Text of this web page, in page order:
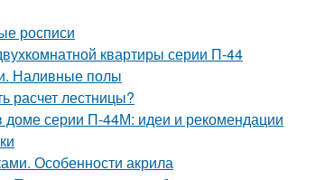
росписи
квартиры серии П-44
Наливные полы
расчет лестницы?
доме серии П-44М: идеи и рекомендации
Особенности акрила